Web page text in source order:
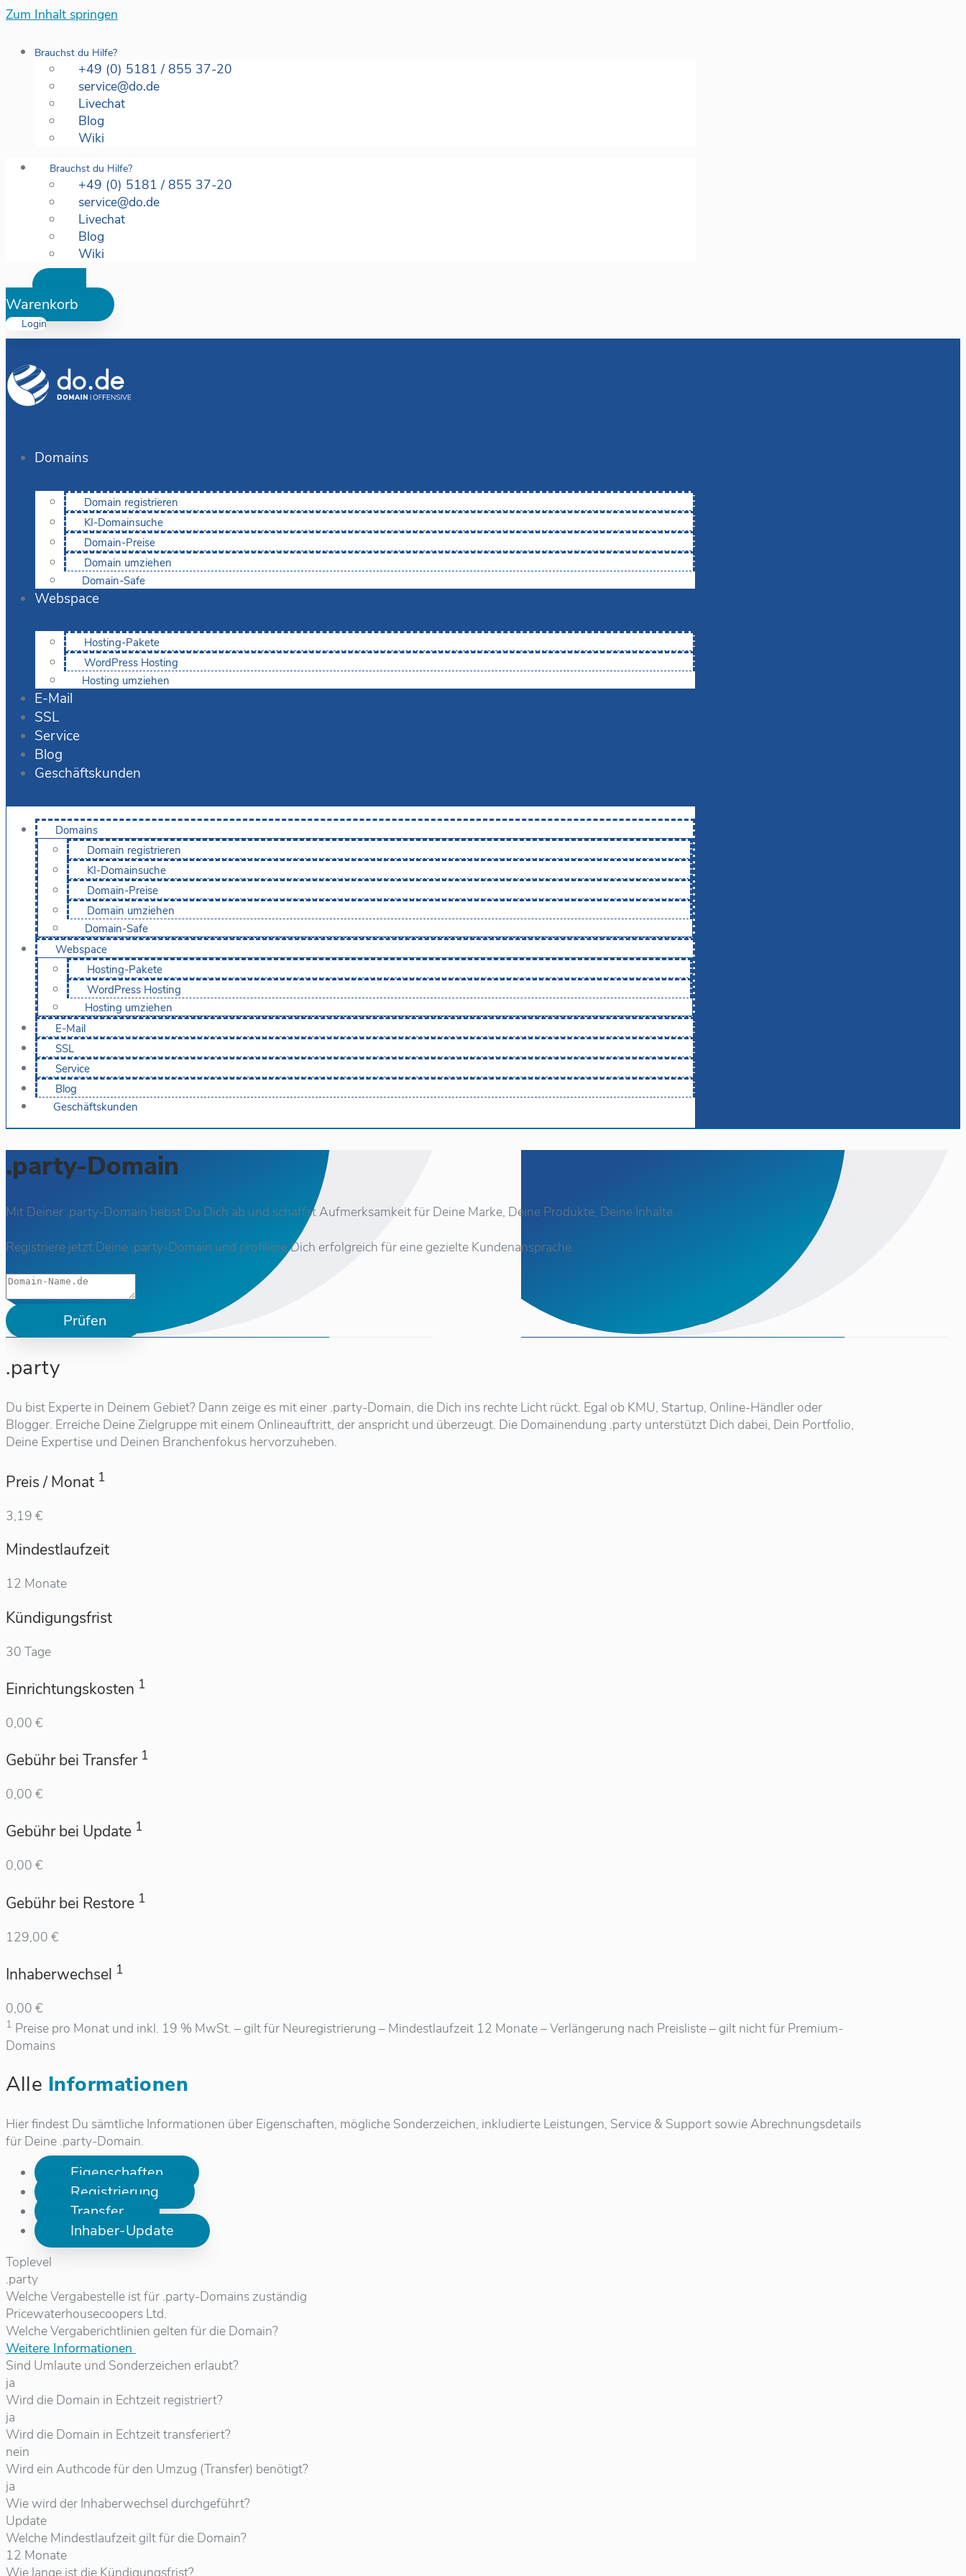
Zum Inhalt springen
Brauchst du Hilfe?
+49 (0) 5181 / 855 37-20
service@do.de
Livechat
Blog
Wiki
Brauchst du Hilfe?
+49 (0) 5181 / 855 37-20
service@do.de
Livechat
Blog
Wiki
Warenkorb
Login
Domains
Domain registrieren
KI-Domainsuche
Domain-Preise
Domain umziehen
Domain-Safe
Webspace
Hosting-Pakete
WordPress Hosting
Hosting umziehen
E-Mail
SSL
Service
Blog
Geschäftskunden
Domains
Domain registrieren
KI-Domainsuche
Domain-Preise
Domain umziehen
Domain-Safe
Webspace
Hosting-Pakete
WordPress Hosting
Hosting umziehen
E-Mail
SSL
Service
Blog
Geschäftskunden
.party-Domain
Mit Deiner .party-Domain hebst Du Dich ab und schaffst Aufmerksamkeit für Deine Marke, Deine Produkte, Deine Inhalte.
Registriere jetzt Deine .party-Domain und profiliere Dich erfolgreich für eine gezielte Kundenansprache.
Prüfen
.party
Du bist Experte in Deinem Gebiet? Dann zeige es mit einer .party-Domain, die Dich ins rechte Licht rückt. Egal ob KMU, Startup, Online-Händler oder
Blogger. Erreiche Deine Zielgruppe mit einem Onlineauftritt, der anspricht und überzeugt. Die Domainendung .party unterstützt Dich dabei, Dein Portfolio,
Deine Expertise und Deinen Branchenfokus hervorzuheben.
Preis / Monat 1
3,19 €
Mindestlaufzeit
12 Monate
Kündigungsfrist
30 Tage
Einrichtungskosten 1
0,00 €
Gebühr bei Transfer 1
0,00 €
Gebühr bei Update 1
0,00 €
Gebühr bei Restore 1
129,00 €
Inhaberwechsel 1
0,00 €
1 Preise pro Monat und inkl. 19 % MwSt. – gilt für Neuregistrierung – Mindestlaufzeit 12 Monate – Verlängerung nach Preisliste – gilt nicht für Premium-
Domains
Alle Informationen
Hier findest Du sämtliche Informationen über Eigenschaften, mögliche Sonderzeichen, inkludierte Leistungen, Service & Support sowie Abrechnungsdetails
für Deine .party-Domain.
Eigenschaften
Registrierung
Transfer
Inhaber-Update
Toplevel
.party
Welche Vergabestelle ist für .party-Domains zuständig
Pricewaterhousecoopers Ltd.
Welche Vergaberichtlinien gelten für die Domain?
Weitere Informationen
Sind Umlaute und Sonderzeichen erlaubt?
ja
Wird die Domain in Echtzeit registriert?
ja
Wird die Domain in Echtzeit transferiert?
nein
Wird ein Authcode für den Umzug (Transfer) benötigt?
ja
Wie wird der Inhaberwechsel durchgeführt?
Update
Welche Mindestlaufzeit gilt für die Domain?
12 Monate
Wie lange ist die Kündigungsfrist?